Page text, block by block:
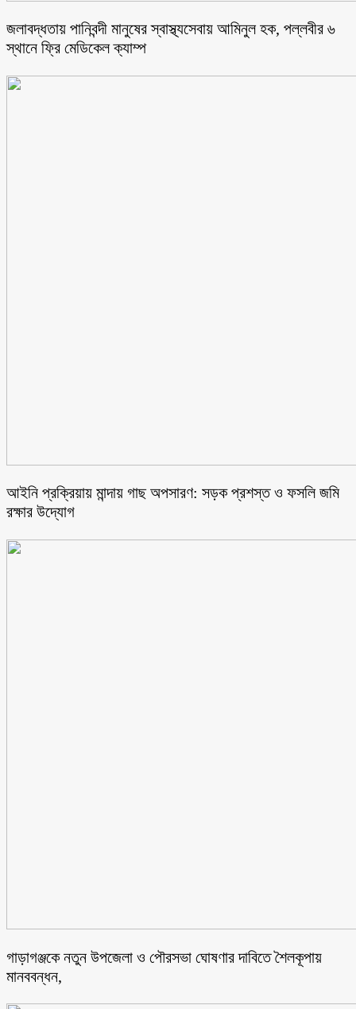
জলাবদ্ধতায় পানিবন্দী মানুষের স্বাস্থ্যসেবায় আমিনুল হক, পল্লবীর ৬
স্থানে ফ্রি মেডিকেল ক্যাম্প
আইনি প্রক্রিয়ায় মান্দায় গাছ অপসারণ: সড়ক প্রশস্ত ও ফসলি জমি
রক্ষার উদ্যোগ
গাড়াগঞ্জকে নতুন উপজেলা ও পৌরসভা ঘোষণার দাবিতে শৈলকূপায়
মানববন্ধন,